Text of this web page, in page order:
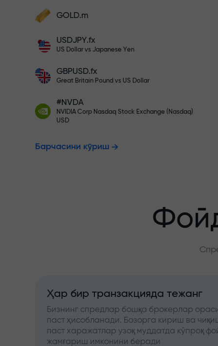
Ҳисобни тўлдиринг ва
бонус олинг. X1000 хато эмас. Депозит
қанча катта бўлса, мультипликатор
Ҳисобингизни $333 билан
Рисксиз
фойдангиз
X1000 гача
GOLD.m
USDJPY.fx
US Dollar vs Japanese Yen
GBPUSD.fx
Great Britain Pound vs US Dollar
#NVDA
NVIDIA Corp Nasdaq Stock Exchange (Nasdaq)
USD
Барчасини кўриш
Ҳар бир транзакцияда тежанг
Бизнинг спредлар бошқа брокерлар
паст ҳисобланади. Бозорга кириш ва
паст харажатлар узоқ муддатда кўпроқ
жамғариш имконини беради